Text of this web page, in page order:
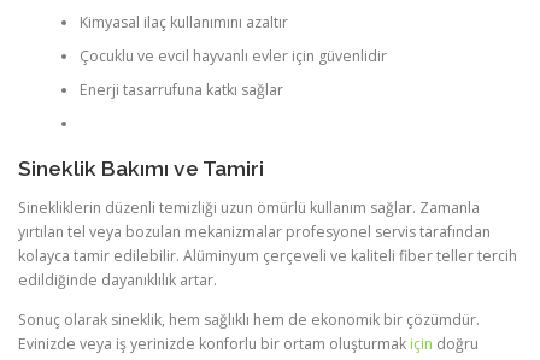
Kimyasal ilaç kullanımını azaltır
Çocuklu ve evcil hayvanlı evler için güvenlidir
Enerji tasarrufuna katkı sağlar
Sineklik Bakımı ve Tamiri
Sinekliklerin düzenli temizliği uzun ömürlü kullanım sağlar. Zamanla
yırtılan tel veya bozulan mekanizmalar profesyonel servis tarafından
kolayca tamir edilebilir. Alüminyum çerçeveli ve kaliteli fiber teller tercih
edildiğinde dayanıklılık artar.
Sonuç olarak sineklik, hem sağlıklı hem de ekonomik bir çözümdür.
Evinizde veya iş yerinizde konforlu bir ortam oluşturmak için doğru